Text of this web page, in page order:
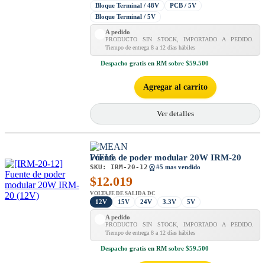
Bloque Terminal / 48V
PCB / 5V
Bloque Terminal / 5V
A pedido
PRODUCTO SIN STOCK, IMPORTADO A PEDIDO.
Tiempo de entrega 8 a 12 días hábiles
Despacho gratis en RM sobre $59.500
Agregar al carrito
Ver detalles
Fuente de poder modular 20W IRM-20
SKU: IRM-20-12 #5 mas vendido
$12.019
VOLTAJE DE SALIDA DC
12V 15V 24V 3.3V 5V
A pedido
PRODUCTO SIN STOCK, IMPORTADO A PEDIDO.
Tiempo de entrega 8 a 12 días hábiles
Despacho gratis en RM sobre $59.500